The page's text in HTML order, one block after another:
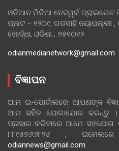
ଓଡିଆନ ମିଡିଆ ନେଟୱର୍କ ପ୍ରାଇଭେଟ
ପ୍ଲଟ – ୧୨୦୯, ଗଡସାହି ନୟାପଲ୍ଲୀ
ଖୋର୍ଦ୍ଧା, ଓଡିଶା , ୭୫୧୦୧୨
odianmedianetwork@gmail.com
ବିଜ୍ଞାପନ
ଆମ ଇ-ପୋର୍ଟାଲରେ ଆପଣଙ୍କ
ଆମ ସହିତ ଯୋଗାଯୋଗ କରନ୍ତୁ
ପ୍ରସାର କରିବାରେ ଆମେ
୮୮୯୫୭୬୬୮୨୪ ,
odiannews@gmail.com